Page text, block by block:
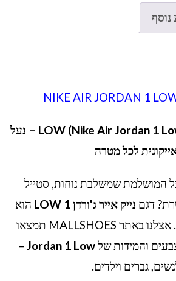
נוסף
NIKE AIR JORDAN 1
נייק אייר ג'ורדן 1 LOW (Nike Air Jordan 1 Low) – נעל
לכל מטרה
המושלמת שמשלבת נוחות, סטייל
דגם נייק אייר ג'ורדן 1 LOW
הוא
הבחירה המושלמת. אצלנו באתר MALLSHOES תמצאו
והמידות שלJordan 1 Low
–
גברים וילדים.